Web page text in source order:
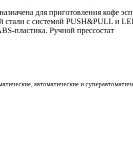
для приготовления кофе
с системой PUSH&PULL и
пластика. Ручной прессостат
автоматические и